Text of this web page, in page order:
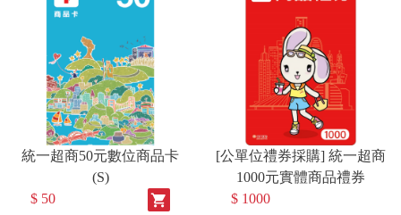
統一超商50元數位商品卡
(S)
$ 50
shopping_cart
[公單位禮券採購] 統一超商
1000元實體商品禮券
$ 1000